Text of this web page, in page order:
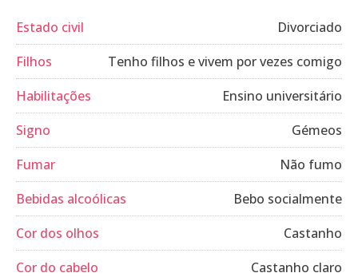
Estado civil
Divorciado
Filhos
Tenho filhos e vivem por vezes comigo
Habilitações
Ensino universitário
Signo
Gémeos
Fumar
Não fumo
Bebidas alcoólicas
Bebo socialmente
Cor dos olhos
Castanho
Cor do cabelo
Castanho claro